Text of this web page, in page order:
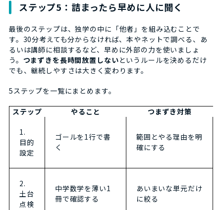
ステップ5：詰まったら早めに人に聞く
最後のステップは、独学の中に「他者」を組み込むことで
す。30分考えても分からなければ、本やネットで調べる、あ
るいは講師に相談するなど、早めに外部の力を使いましょ
う。 つまずきを長時間放置しないというルールを決めるだけ
でも、継続しやすさは大きく変わります。
5ステップを一覧にまとめます。
ステップ やること つまずき対策
1.
目的
設定
ゴールを1行で書
く
範囲とやる理由を明
確にする
2.
土台
点検
中学数学を薄い1
冊で確認する
あいまいな単元だけ
に絞る